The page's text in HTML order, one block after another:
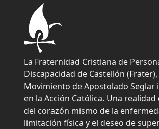
La Fraternidad Cristiana de
Discapacidad de Castellón
Movimiento de Apostolado Seglar
en la Acción Católica. Una
del corazón mismo de la
limitación física y el deseo de